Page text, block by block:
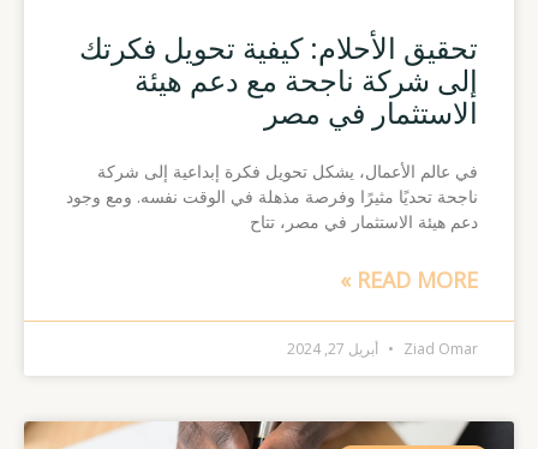
تحقيق الأحلام: كيفية تحويل فكرتك
إلى شركة ناجحة مع دعم هيئة
الاستثمار في مصر
في عالم الأعمال، يشكل تحويل فكرة إبداعية إلى شركة
ناجحة تحديًا مثيرًا وفرصة مذهلة في الوقت نفسه. ومع وجود
دعم هيئة الاستثمار في مصر، تتاح
READ MORE »
Ziad Omar أبريل 27, 2024